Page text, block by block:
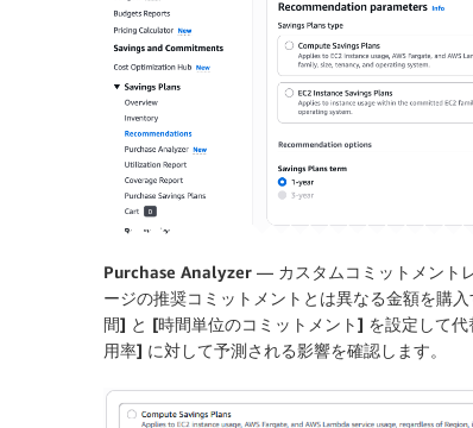
Purchase Analyzer — カスタムコミットメント
ージの推奨コミットメントとは異なる金額を購入
間] と [時間単位のコミットメント] を設定して代
用率] に対して予測される影響を確認します。